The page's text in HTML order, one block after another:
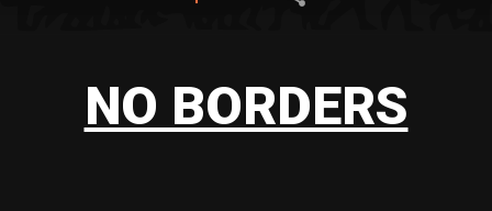
NO BORDERS